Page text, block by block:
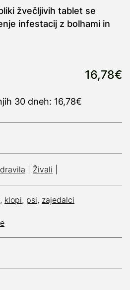
žvečljivih tablet se
infestacij z bolhami in
16,78€
30 dneh: 16,78€
Živali
, klopi, psi, zajedalci